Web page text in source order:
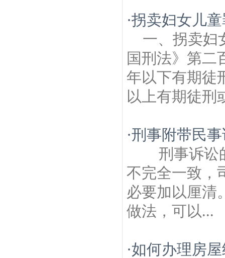
·拐卖妇女儿
一、拐卖妇
国刑法》第二
年以下有期徒
以上有期徒刑
·刑事附带民
刑事诉讼
不完全一致，
必要加以厘清
做法，可以...
·如何办理房